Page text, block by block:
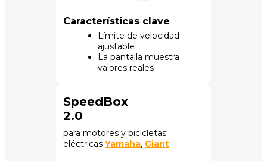
Características clave
Límite de velocidad
ajustable
La pantalla muestra
valores reales
SpeedBox
2.0
para motores y bicicletas
eléctricas Yamaha, Giant